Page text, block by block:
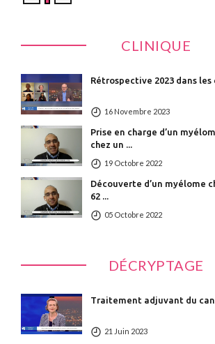
CLINIQUE
16 Novembre 2023
Prise en charge d’un
chez un ...
19 Octobre 2022
Découverte d’un myélome
62 ...
05 Octobre 2022
DÉCRYPTAGE
21 Juin 2023